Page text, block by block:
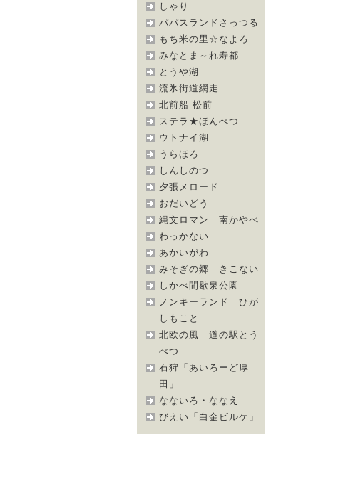
しゃり
パパスランドさっつる
もち米の里☆なよろ
みなとま～れ寿都
とうや湖
流氷街道網走
北前船 松前
ステラ★ほんべつ
ウトナイ湖
うらほろ
しんしのつ
夕張メロード
おだいどう
縄文ロマン 南かやべ
わっかない
あかいがわ
みそぎの郷 きこない
しかべ間歇泉公園
ノンキーランド ひが
しもこと
北欧の風 道の駅とう
べつ
石狩「あいろーど厚
田」
なないろ・ななえ
びえい「白金ビルケ」